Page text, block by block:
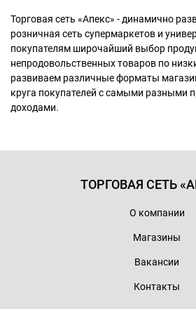
Торговая сеть «Апекс» - динамично
розничная сеть супермаркетов и
покупателям широчайший выбор
непродовольственных товаров по
развиваем различные форматы
круга покупателей с самыми разными
доходами.
ТОРГОВАЯ СЕТЬ
О компании
Магазины
Вакансии
Контакты